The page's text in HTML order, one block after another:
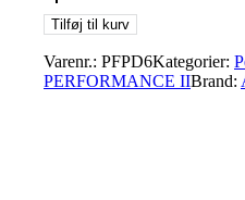
Tilføj til kurv
Varenr.: PFPD6Kategorier:
PERFORMANCE IIBrand: